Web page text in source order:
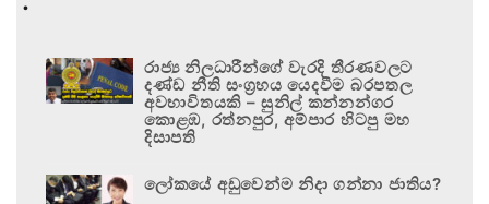
රාජ්‍ය නිලධාරීන්ගේ වැරදි තීරණවලට
දණ්ඩ නීති සංග්‍රහය යෙදවීම බරපතල
අවභාවිතයකි – සුනිල් කන්නන්ගර
කොළඹ, රත්නපුර, අම්පාර හිටපු මහ
දිසාපති
ලෝකයේ අඩුවෙන්ම නිදා ගන්නා ජාතිය?